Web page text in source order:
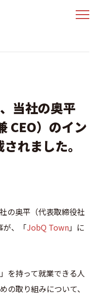
当社の奥平
CEO）のイン
れました。
の奥平（代表取締役社
が、「JobQ Town」に
を持って就業できる人
の取り組みについて、